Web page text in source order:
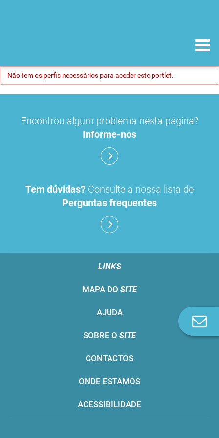
Não tem os perfis necessários para aceder este portlet.
Encontrou algum problema nesta página?
Informe-nos
Tem dúvidas? Consulte a nossa lista de
Perguntas frequentes
LINKS
MAPA DO SITE
AJUDA
SOBRE O SITE
CONTACTOS
ONDE ESTAMOS
ACESSIBILIDADE